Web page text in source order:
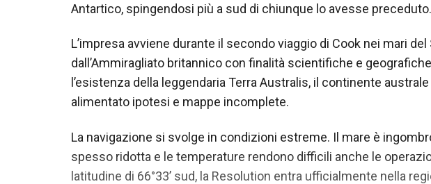
Antartico, spingendosi più a sud di chiunque lo avesse preceduto.
L’impresa avviene durante il secondo viaggio di Cook nei mari
dall’Ammiragliato britannico con finalità scientifiche e
l’esistenza della leggendaria Terra Australis, il continente
alimentato ipotesi e mappe incomplete.
La navigazione si svolge in condizioni estreme. Il mare è
spesso ridotta e le temperature rendono difficili anche le
latitudine di 66°33’ sud, la Resolution entra ufficialmente nella